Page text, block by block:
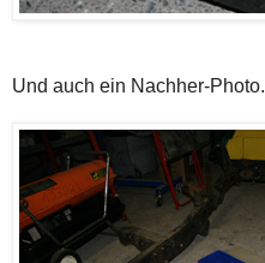
Und auch ein Nachher-Photo.